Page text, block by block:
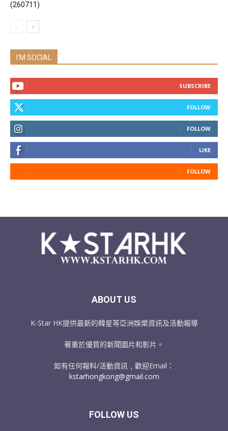
(260711)
I'M SOCIAL
SUBSCRIBE
FOLLOW
FOLLOW
LIKE
FOLLOW
ABOUT US
K-Star HK提供最新的韓星等亞洲娛樂資訊及活動報導
著重於優質的新聞圖片和影片。
如有任何報料/活動資訊﹐歡迎Email：
kstarhongkong@gmail.com
FOLLOW US